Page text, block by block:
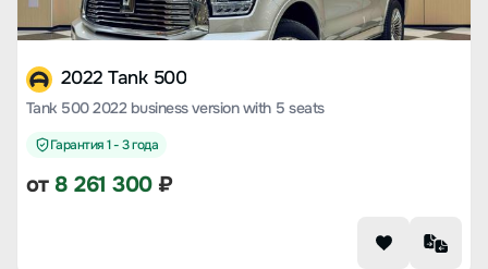
2022 Tank 500
Tank 500 2022 business version with 5 seats
Гарантия 1 - 3 года
от 8 261 300₽